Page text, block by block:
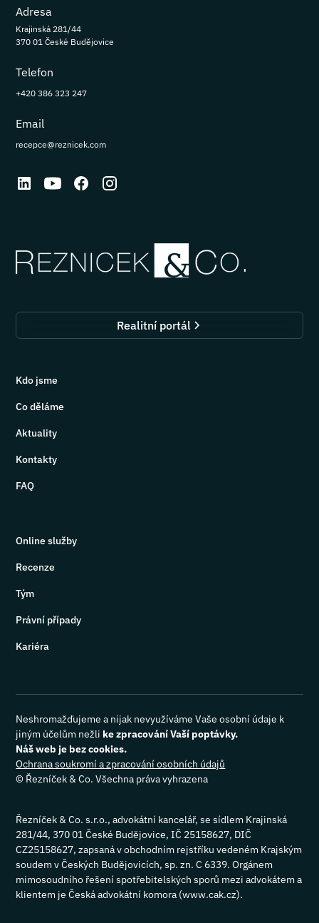
Adresa
Krajinská 281/44
370 01 České Budějovice
Telefon
+420 386 323 247
Email
recepce@reznicek.com
Realitní portál
Kdo jsme
Co děláme
Aktuality
Kontakty
FAQ
Online služby
Recenze
Tým
Právní případy
Kariéra
© Řezníček & Co. Všechna práva vyhrazena
Ochrana soukromí a zpracování osobních údajů
Neshromažďujeme a nijak nevyužíváme Vaše osobní údaje k
jiným účelům nežli ke zpracování Vaší poptávky.
Náš web je bez cookies.
Řezníček & Co. s.r.o., advokátní kancelář, se sídlem Krajinská
281/44, 370 01 České Budějovice, IČ 25158627, DIČ
CZ25158627, zapsaná v obchodním rejstříku vedeném Krajským
soudem v Českých Budějovicích, sp. zn. C 6339. Orgánem
mimosoudního řešení spotřebitelských sporů mezi advokátem a
klientem je Česká advokátní komora (www.cak.cz).